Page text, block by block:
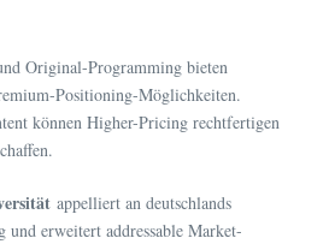
Original-Programming bieten
Positioning-Möglichkeiten.
können Higher-Pricing rechtfertigen
appelliert an deutschlands
erweitert addressable Market-